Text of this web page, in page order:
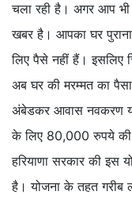
चला रही है। अगर आप भी
खबर है। आपका घर
लिए पैसे नहीं हैं। इसलिए
अब घर की मरम्मत का पैसा
अंबेडकर आवास नवकरण
के लिए 80,000 रुपये की
हरियाणा सरकार की इस
है। योजना के तहत गरीब